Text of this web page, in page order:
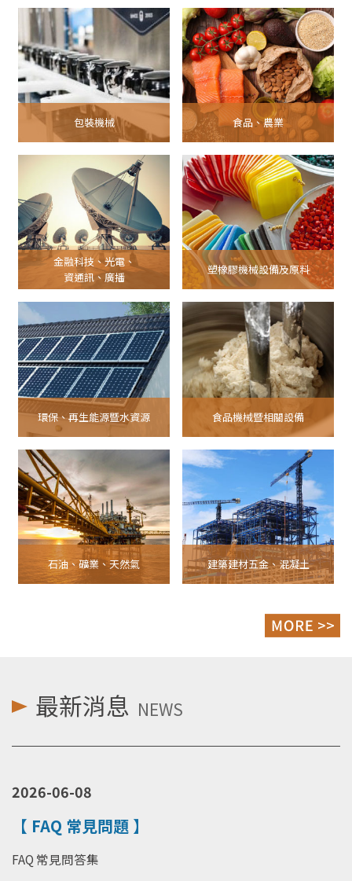
包裝機械 食品、農業
金融科技、光電、
資通訊、廣播
塑橡膠機械設備及原料
環保、再生能源暨水資源 食品機械暨相關設備
石油、礦業、天然氣 建築建材五金、混凝土
最新消息 NEWS
2026-06-08
【 FAQ 常見問題 】
FAQ 常見問答集